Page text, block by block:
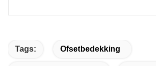
Tags: Ofsetbedekking